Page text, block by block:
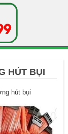
HÚT BỤI
hút bụi